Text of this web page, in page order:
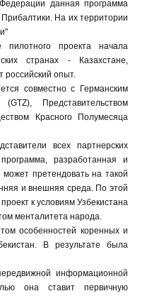
данная программа
На их территории
проекта начала
странах - Казахстане,
российский опыт.
совместно c Германским
Представительством
Красного Полумесяца
всех партнерских
разработанная и
претендовать на такой
и внешняя среда. По этой
к условиям Узбекистана
менталитета народа.
особенностей коренных и
В результате была
информационной
она ставит первичную